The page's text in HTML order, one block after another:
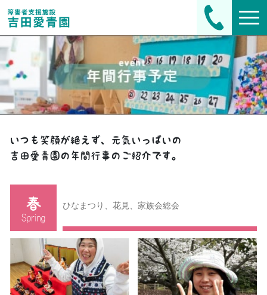
いつも笑顔が絶えず、元気いっぱいの
吉田愛青園の年間行事のご紹介です。
ひなまつり、花見、家族会総会